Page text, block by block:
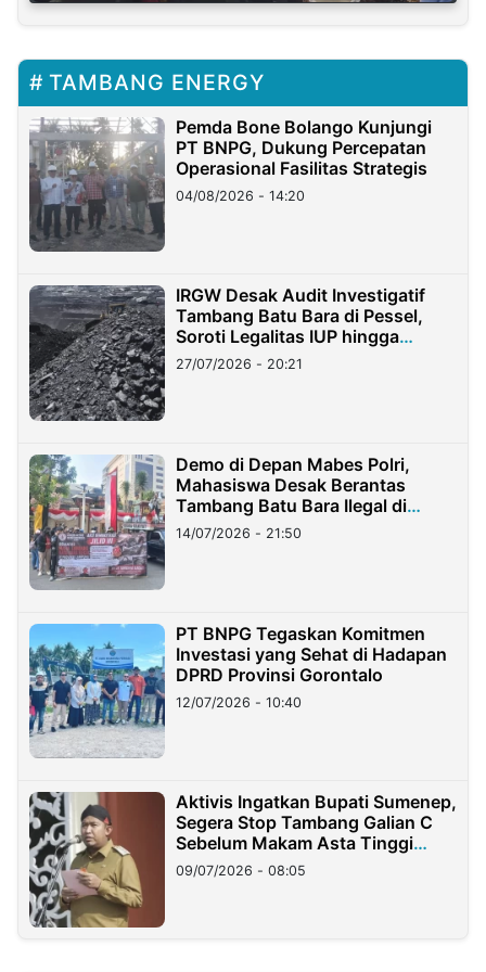
TAMBANG ENERGY
Pemda Bone Bolango Kunjungi
PT BNPG, Dukung Percepatan
Operasional Fasilitas Strategis
04/08/2026 - 14:20
IRGW Desak Audit Investigatif
Tambang Batu Bara di Pessel,
Soroti Legalitas IUP hingga
Stockpile
27/07/2026 - 20:21
Demo di Depan Mabes Polri,
Mahasiswa Desak Berantas
Tambang Batu Bara Ilegal di
Lampung
14/07/2026 - 21:50
PT BNPG Tegaskan Komitmen
Investasi yang Sehat di Hadapan
DPRD Provinsi Gorontalo
12/07/2026 - 10:40
Aktivis Ingatkan Bupati Sumenep,
Segera Stop Tambang Galian C
Sebelum Makam Asta Tinggi
Longsor
09/07/2026 - 08:05